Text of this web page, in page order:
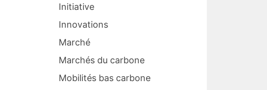
Initiative
Innovations
Marché
Marchés du carbone
Mobilités bas carbone